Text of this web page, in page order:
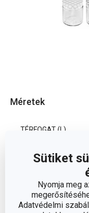
Sütiket
Nyomja meg
Adatvédelmi
Méretek
TÉRFOGAT (L)
Egyéb
ANYAG